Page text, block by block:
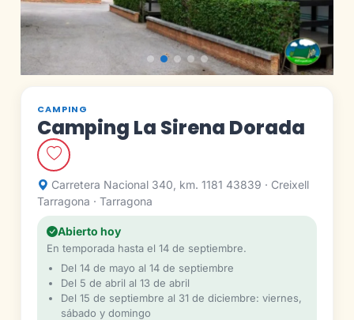
CAMPING
Camping La Sirena Dorada
Carretera Nacional 340, km. 1181 43839 · Creixell
Tarragona · Tarragona
Abierto hoy
En temporada hasta el 14 de septiembre.
Del 14 de mayo al 14 de septiembre
Del 5 de abril al 13 de abril
Del 15 de septiembre al 31 de diciembre: viernes,
sábado y domingo